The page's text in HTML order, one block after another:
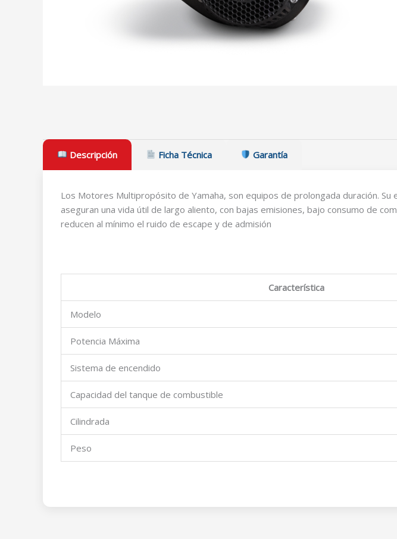
Descripción Ficha Técnica Garantía
Los Motores Multipropósito de Yamaha, son equipos de prolongada duración.
aseguran una vida útil de largo aliento, con bajas emisiones, bajo consumo de
reducen al mínimo el ruido de escape y de admisión
Característica
Modelo
Potencia Máxima
Sistema de encendido
Capacidad del tanque de combustible
Cilindrada
Peso